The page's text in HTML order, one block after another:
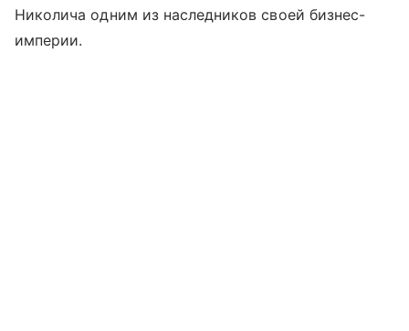
Николича одним из наследников своей бизнес-
империи.